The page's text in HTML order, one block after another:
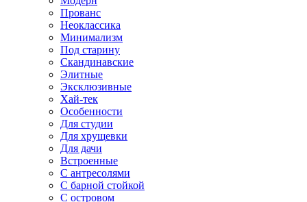
Прованс
Неоклассика
Минимализм
Под старину
Скандинавские
Элитные
Эксклюзивные
Хай-тек
Особенности
Для студии
Для хрущевки
Для дачи
Встроенные
С антресолями
С барной стойкой
С островом